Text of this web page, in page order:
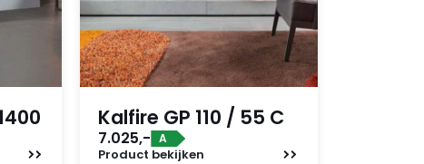
Kalfire GP 110 / 55 C
7.025,- A
Product bekijken